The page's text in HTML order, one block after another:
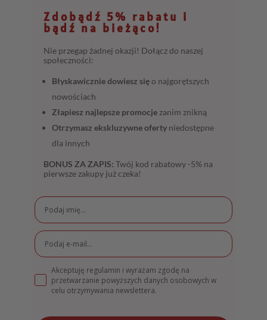
Zdobądź 5% rabatu i
bądź na bieżąco!
Nie przegap żadnej okazji! Dołącz do naszej
społeczności:
Błyskawicznie dowiesz sięo najgorętszych
nowościach
Złapiesz najlepsze promocje zanim znikną
Otrzymasz ekskluzywne oferty niedostępne
dla innych
BONUS ZA ZAPIS: Twój kod rabatowy -5% na
pierwsze zakupy już czeka!
Akceptuję regulamin i wyrażam zgodę na
przetwarzanie powyższych danych osobowych w
celu otrzymywania newslettera.